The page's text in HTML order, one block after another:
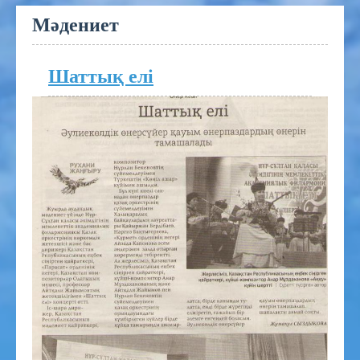
Мәдениет
Шаттық елі